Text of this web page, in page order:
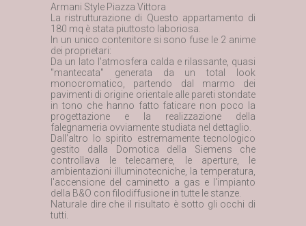
Armani Style Piazza Vittora
La ristrutturazione di Questo appartamento di
180 mq è stata piuttosto laboriosa.
In un unico contenitore si sono fuse le 2 anime
dei proprietari:
Da un lato l'atmosfera calda e rilassante, quasi
"mantecata" generata da un total look
monocromatico, partendo dal marmo dei
pavimenti di origine orientale alle pareti stondate
in tono che hanno fatto faticare non poco la
progettazione e la realizzazione della
falegnameria ovviamente studiata nel dettaglio.
Dall'altro lo spirito estremamente tecnologico
gestito dalla Domotica della Siemens che
controllava le telecamere, le aperture, le
ambientazioni illuminotecniche, la temperatura,
l'accensione del caminetto a gas e l'impianto
della B&O con filodiffusione in tutte le stanze.
Naturale dire che il risultato è sotto gli occhi di
tutti.